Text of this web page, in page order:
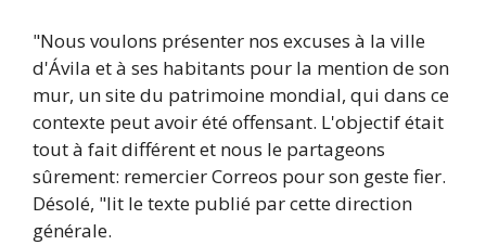
"Nous voulons présenter nos excuses à la ville
d'Ávila et à ses habitants pour la mention de son
mur, un site du patrimoine mondial, qui dans ce
contexte peut avoir été offensant. L'objectif était
tout à fait différent et nous le partageons
sûrement: remercier Correos pour son geste fier.
Désolé, "lit le texte publié par cette direction
générale.